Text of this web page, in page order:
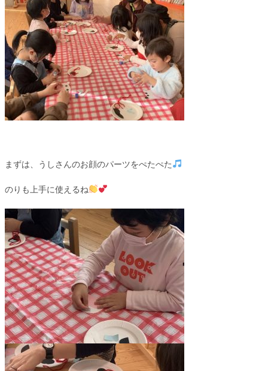
まずは、うしさんのお顔のパーツをぺたぺた
のりも上手に使えるね